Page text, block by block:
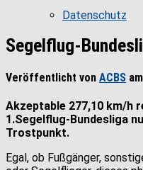
Datenschutz
Segelflug-
Veröffentlicht von ACBS am
Akzeptable 277,10 km/h
1.Segelflug-Bundesliga
Trostpunkt.
Egal, ob Fußgänger,